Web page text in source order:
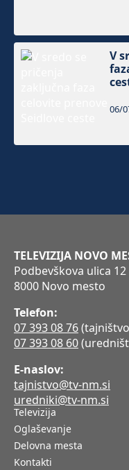
V
06/
TELEVIZIJA NOVO
Podbevškova ulica 12
8000 Novo mesto
Telefon:
07 393 08 76
07 393 08 60
E-naslov:
tajnistvo@tv-nm.si
uredniki@tv-nm.si
Televizija
Oglaševanje
Delovna mesta
Kontakti